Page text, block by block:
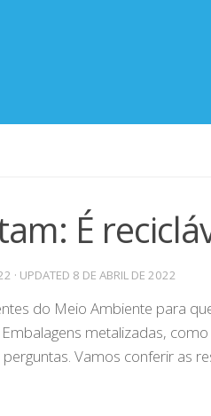
É
· UPDATED 8 DE ABRIL DE 2022
do Meio Ambiente para
metalizadas,
Vamos conferir as